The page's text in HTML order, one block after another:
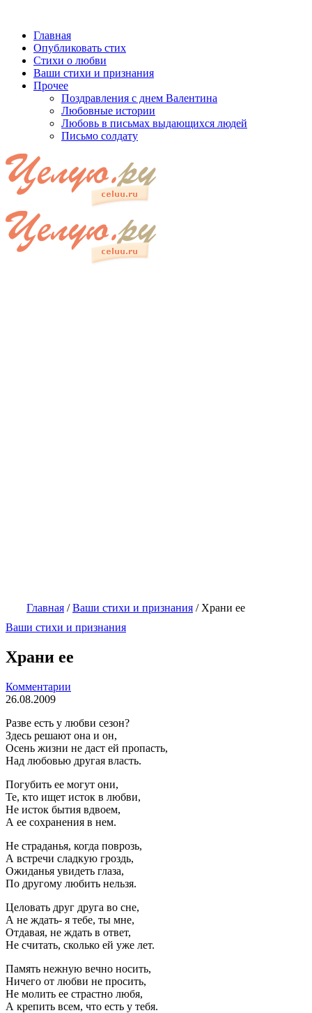
Главная
Опубликовать стих
Стихи о любви
Ваши стихи и признания
Прочее
Поздравления с днем Валентина
Любовные истории
Любовь в письмах выдающихся людей
Письмо солдату
Главная /Ваши стихи и признания / Храни ее
Ваши стихи и признания
Храни ее
Комментарии
26.08.2009
Разве есть у любви сезон?
Здесь решают она и он,
Осень жизни не даст ей пропасть,
Над любовью другая власть.
Погубить ее могут они,
Те, кто ищет исток в любви,
Не исток бытия вдвоем,
А ее сохранения в нем.
Не страданья, когда поврозь,
А встречи сладкую гроздь,
Ожиданья увидеть глаза,
По другому любить нельзя.
Целовать друг друга во сне,
А не ждать- я тебе, ты мне,
Отдавая, не ждать в ответ,
Не считать, сколько ей уже лет.
Память нежную вечно носить,
Ничего от любви не просить,
Не молить ее страстно любя,
А крепить всем, что есть у тебя.